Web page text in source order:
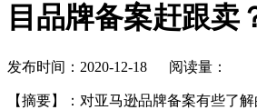
目品牌备案赶跟卖
发布时间：2020-12-18 阅读量：
【摘要】
：对亚马逊品牌备案有些了